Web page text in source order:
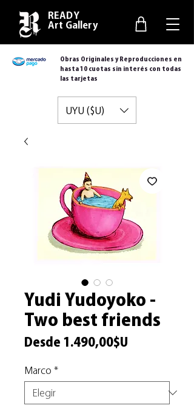
READY
Art Gallery
Obras Originales y Reproducciones en
hasta 10 cuotas sin interés con todas
las tarjetas
UYU ($U)
Yudi Yudoyoko -
Two best friends
Desde 1.490,00$U
Marco *